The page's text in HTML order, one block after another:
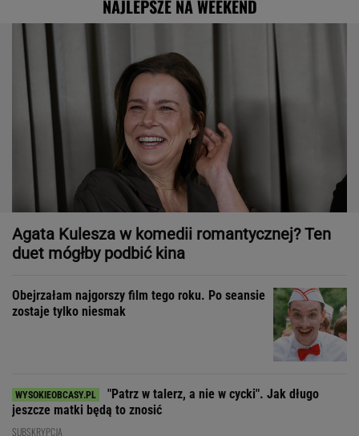
NAJLEPSZE NA WEEKEND
Agata Kulesza w komedii romantycznej? Ten
duet mógłby podbić kina
Obejrzałam najgorszy film tego roku. Po seansie
zostaje tylko niesmak
"Patrz w talerz, a nie w cycki". Jak długo
jeszcze matki będą to znosić
SUBSKRYPCJA